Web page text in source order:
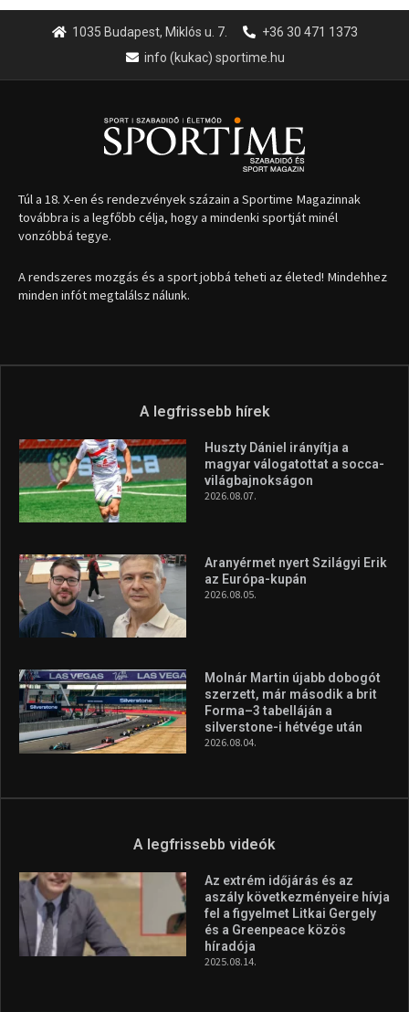
1035 Budapest, Miklós u. 7.
+36 30 471 1373
info (kukac) sportime.hu
Túl a 18. X-en és rendezvények százain a Sportime Magazinnak
továbbra is a legfőbb célja, hogy a mindenki sportját minél
vonzóbbá tegye.
A rendszeres mozgás és a sport jobbá teheti az életed! Mindehhez
minden infót megtalálsz nálunk.
A legfrissebb hírek
Huszty Dániel irányítja a
magyar válogatottat a socca-
világbajnokságon
2026.08.07.
Aranyérmet nyert Szilágyi Erik
az Európa-kupán
2026.08.05.
Molnár Martin újabb dobogót
szerzett, már második a brit
Forma–3 tabelláján a
silverstone-i hétvége után
2026.08.04.
A legfrissebb videók
Az extrém időjárás és az
aszály következményeire hívja
fel a figyelmet Litkai Gergely
és a Greenpeace közös
híradója
2025.08.14.